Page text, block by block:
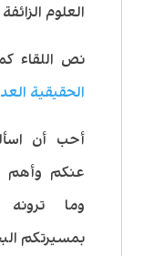
العلوم
نص اللقاء
الحقيقية العدد
أحب أن
عنكم وأهم
وما ترونه
بمسيرتكم